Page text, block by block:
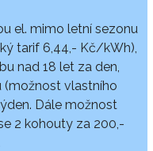
el. mimo letní sezonu
tarif 6,44,- Kč/kWh),
nad 18 let za den,
(možnost vlastního
Dále možnost
2 kohouty za 200,-